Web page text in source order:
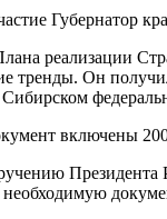
Губернатор
реализации
тренды. Он
включены
необходимую